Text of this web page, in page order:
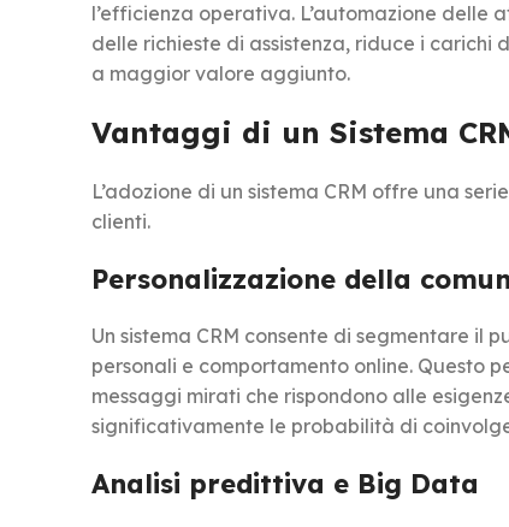
l’efficienza operativa. L’automazione
delle richieste di assistenza, riduce i
a maggior valore aggiunto.
Vantaggi di un Sistema
L’adozione di un sistema CRM offre una
clienti.
Personalizzazione della
Un sistema CRM consente di segmentare il
personali e comportamento online. Questo
messaggi mirati che rispondono alle
significativamente le probabilità di
Analisi predittiva e Big Data